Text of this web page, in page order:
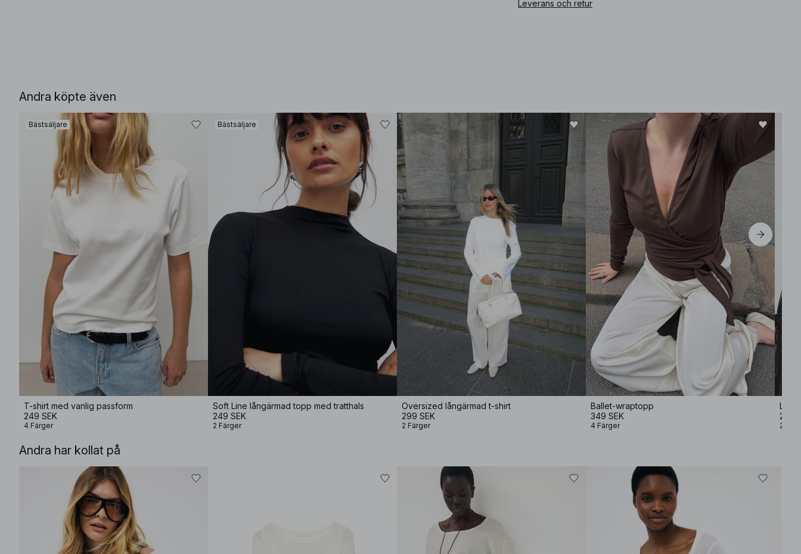
Leverans och retur
Andra köpte även
Bästsäljare
T-shirt med vanlig passform
249 SEK
4 Färger
Bästsäljare
Soft Line långärmad topp med tratthals
249 SEK
2 Färger
Oversized långärmad t-shirt
299 SEK
2 Färger
Ballet-wraptopp
349 SEK
4 Färger
249
2
Andra har kollat på